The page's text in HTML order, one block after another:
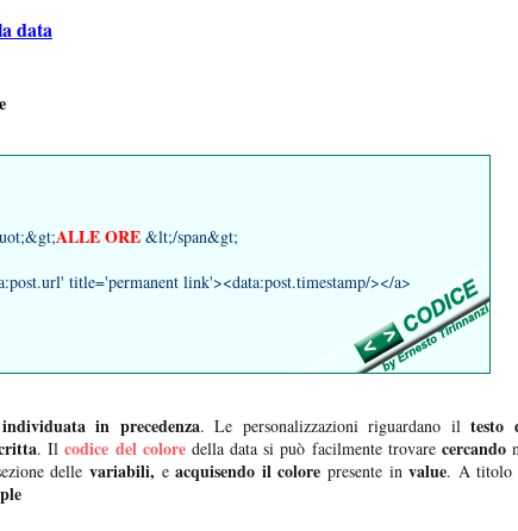
data
ALLE ORE &lt;/span&gt;
title='permanent link'><data:post.timestamp/></a>
in precedenza. Le personalizzazioni riguardano iltesto
. Ilcodice del coloredella data si può facilmente trovare cercando
delle variabili, eacquisendo il colore presente invalue. A titolo